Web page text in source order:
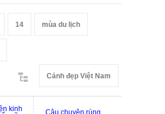
14 mùa du lịch
Cảnh đẹp Việt Nam
kinh
Câu chuyện rùng